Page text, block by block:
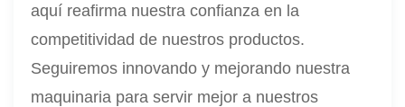
aquí reafirma nuestra confianza en la
competitividad de nuestros productos.
Seguiremos innovando y mejorando nuestra
maquinaria para servir mejor a nuestros